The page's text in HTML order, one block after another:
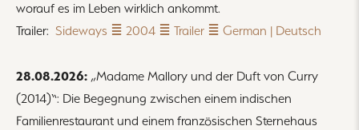
worauf es im Leben wirklich ankommt.
Trailer: Sideways ≣ 2004 ≣ Trailer ≣ German | Deutsch
28.08.2026: „Madame Mallory und der Duft von Curry
(2014)“: Die Begegnung zwischen einem indischen
Familienrestaurant und einem französischen Sternehaus